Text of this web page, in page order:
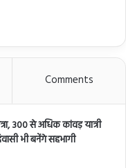
Comments
300 से अधिक कांवड़ यात्री
भी बनेंगे सहभागी